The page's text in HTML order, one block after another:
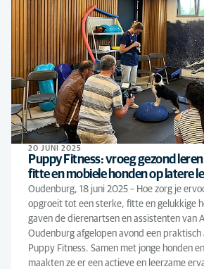
20 JUNI 2025
Puppy Fitness: vroeg gezond
fitte en mobiele honden op latere
Oudenburg, 18 juni 2025 – Hoe zorg je
opgroeit tot een sterke, fitte en gelukkige
gaven de dierenartsen en assistenten van
Oudenburg afgelopen avond een
Puppy Fitness. Samen met jonge honden
maakten ze er een actieve en leerzame